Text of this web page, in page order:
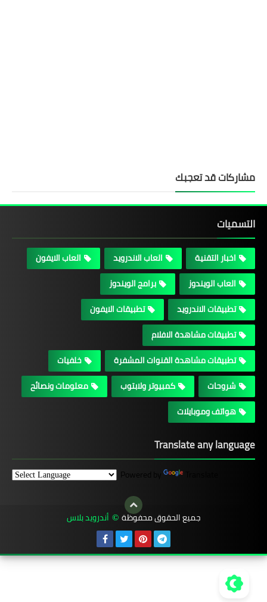
مشاركات قد تعجبك
التسميات
اخبار التقنية العاب الاندرويد
العاب الايفون
العاب الويندوز
برامج الويندوز
تطبيقات الاندرويد
تطبيقات الايفون
تطبيقات مشاهدة الافلام
تطبيقات مشاهدة القنوات المشفرة
خلفيات
شروحات
كمبيوتر ولابتوب
معلومات ونصائح
هواتف وموبايلات
Translate any language
Powered by
جميع الحقوق محفوظة © أندرويد بلاس